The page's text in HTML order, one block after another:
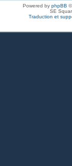
Powered by phpBB
SE
Traduction et